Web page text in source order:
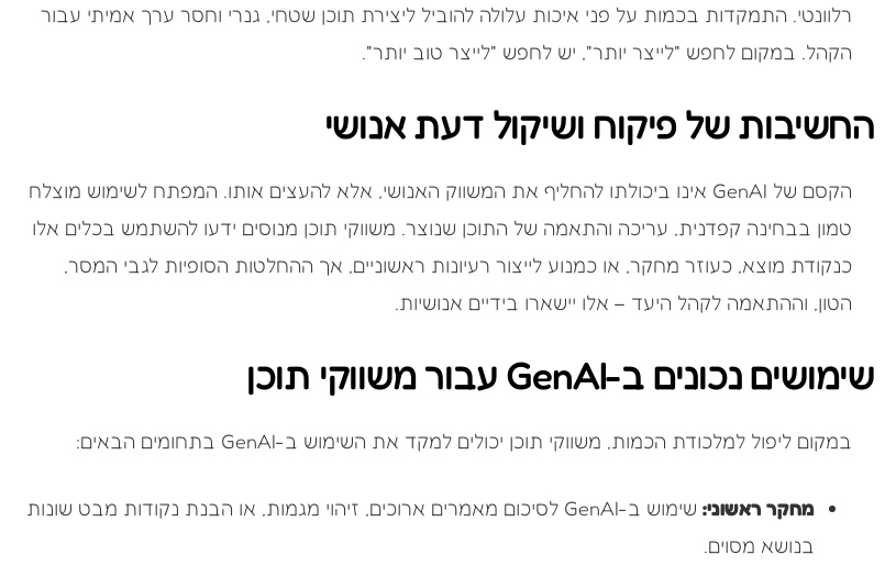
רלוונטי. התמקדות בכמות על פני איכות עלולה להוביל ליצירת תוכן שטחי, גנרי וחסר ערך אמיתי עבור
הקהל. במקום לחפש "לייצר יותר", יש לחפש "לייצר טוב יותר".
החשיבות של פיקוח ושיקול דעת אנושי
הקסם של GenAI אינו ביכולתו להחליף את המשווק האנושי, אלא להעצים אותו. המפתח לשימוש מוצלח
טמון בבחינה קפדנית, עריכה והתאמה של התוכן שנוצר. משווקי תוכן מנוסים ידעו להשתמש בכלים אלו
כנקודת מוצא, כעוזר מחקר, או כמנוע לייצור רעיונות ראשוניים, אך ההחלטות הסופיות לגבי המסר,
הטון, וההתאמה לקהל היעד – אלו יישארו בידיים אנושיות.
שימושים נכונים ב-GenAI עבור משווקי תוכן
במקום ליפול למלכודת הכמות, משווקי תוכן יכולים למקד את השימוש ב-GenAI בתחומים הבאים:
מחקר ראשוני:
שימוש ב-GenAI לסיכום מאמרים ארוכים, זיהוי מגמות, או הבנת נקודות מבט שונות
בנושא מסוים.